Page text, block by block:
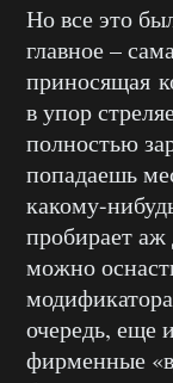
Но все это
главное –
приносящая
в упор
полностью
попадаешь
какому-
пробирает
можно
очередь, еще
фирменные